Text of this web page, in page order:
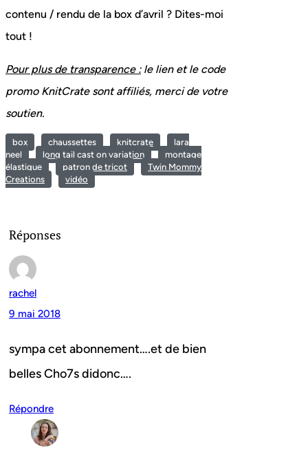
contenu / rendu de la box d’avril ? Dites-moi
tout !
Pour plus de transparence :le lien et le code
promo KnitCrate sont affiliés, merci de votre
soutien.
box chaussettes knitcrate
lara
neel
long tail cast on variation
montage
élastique
patron de tricot
Twin Mommy
Creations
vidéo
Réponses
rachel
9 mai 2018
sympa cet abonnement….et de bien
belles Cho7s didonc….
Répondre